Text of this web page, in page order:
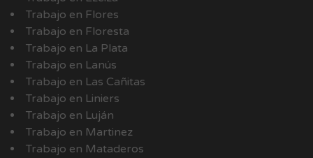
Trabajo en Flores
Trabajo en Floresta
Trabajo en La Plata
Trabajo en Lanús
Trabajo en Las Cañitas
Trabajo en Liniers
Trabajo en Luján
Trabajo en Martinez
Trabajo en Mataderos